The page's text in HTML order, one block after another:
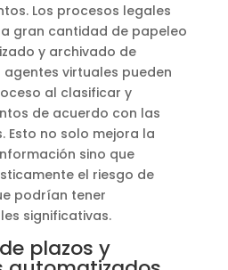
Los procesos legales
gran cantidad de papeleo
y archivado de
agentes virtuales pueden
al clasificar y
de acuerdo con las
Esto no solo mejora la
sino que
el riesgo de
podrían tener
significativas.
plazos y